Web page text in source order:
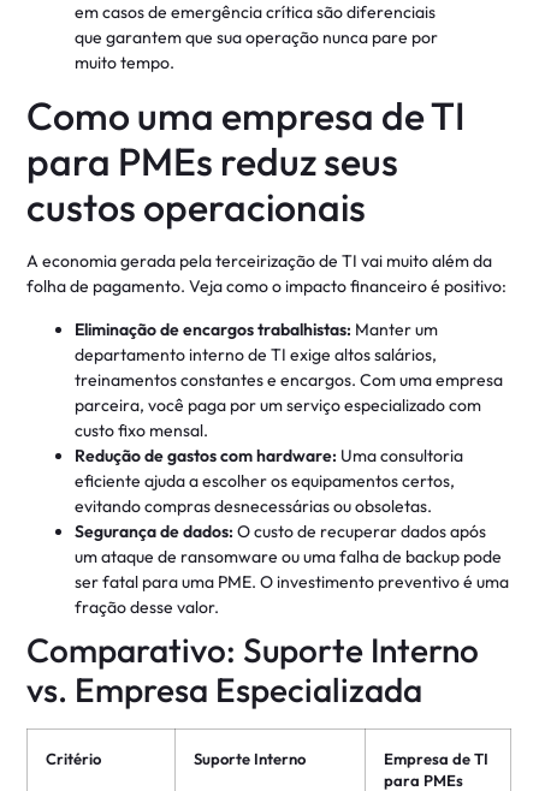
em casos de emergência crítica são diferenciais
que garantem que sua operação nunca pare por
muito tempo.
Como uma empresa de TI
para PMEs reduz seus
custos operacionais
A economia gerada pela terceirização de TI vai muito além da
folha de pagamento. Veja como o impacto financeiro é positivo:
Eliminação de encargos trabalhistas: Manter um
departamento interno de TI exige altos salários,
treinamentos constantes e encargos. Com uma empresa
parceira, você paga por um serviço especializado com
custo fixo mensal.
Redução de gastos com hardware: Uma consultoria
eficiente ajuda a escolher os equipamentos certos,
evitando compras desnecessárias ou obsoletas.
Segurança de dados: O custo de recuperar dados após
um ataque de ransomware ou uma falha de backup pode
ser fatal para uma PME. O investimento preventivo é uma
fração desse valor.
Comparativo: Suporte Interno
vs. Empresa Especializada
Critério Suporte Interno
Empresa de TI
para PMEs